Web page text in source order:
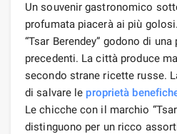
Un souvenir gastronomico
profumata piacerà ai più
“Tsar Berendey” godono di
precedenti. La città produce
secondo strane ricette russe.
di salvare le proprietà
Le chicche con il marchio
distinguono per un ricco